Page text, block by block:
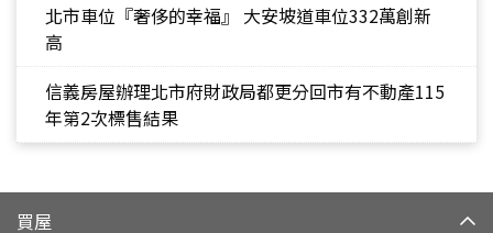
北市車位『奢侈的幸福』 大安坡道車位332萬創新
高
信義房屋辦理北市府財政局都更分回市有不動產115
年第2次標售結果
買屋